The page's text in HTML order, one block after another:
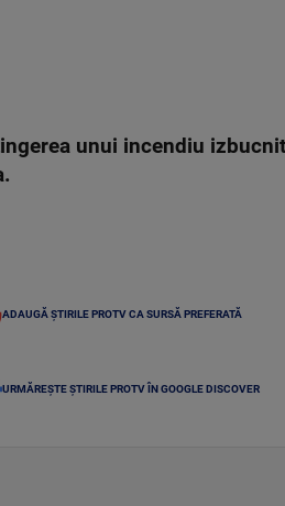
unui incendiu
ADAUGĂ ȘTIRILE PROTV CA SURSĂ PREFERATĂ
URMĂREȘTE ȘTIRILE PROTV ÎN GOOGLE DISCOVER